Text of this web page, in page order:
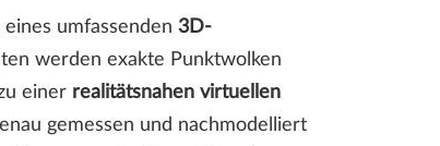
umfassenden 3D-
werden exakte Punktwolken
einer realitätsnahen virtuellen
gemessen und nachmodelliert